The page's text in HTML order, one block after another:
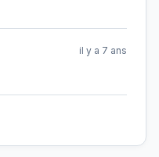
il y a 7 ans